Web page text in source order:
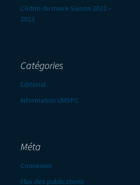
L’édito du maire Saison 2022 –
2023
Catégories
Editorial
Information UMSPC
Méta
Connexion
Flux des publications